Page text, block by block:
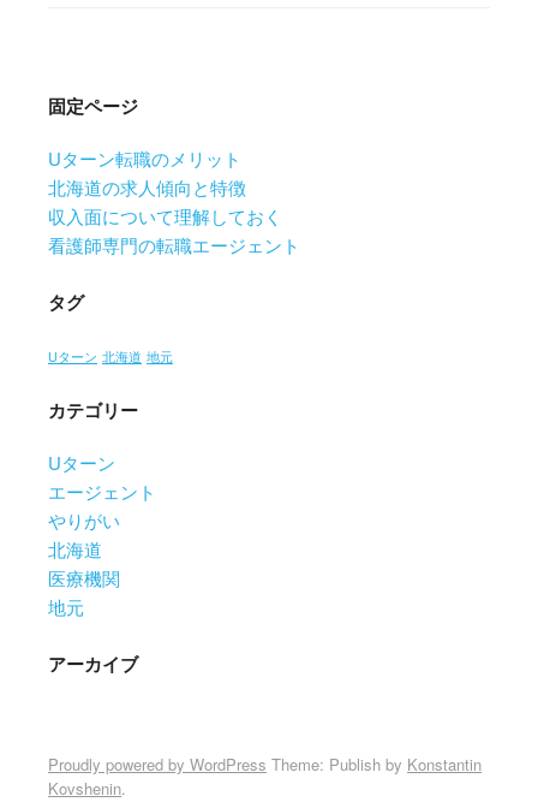
固定ページ
Uターン転職のメリット
北海道の求人傾向と特徴
収入面について理解しておく
看護師専門の転職エージェント
タグ
Uターン 北海道 地元
カテゴリー
Uターン
エージェント
やりがい
北海道
医療機関
地元
アーカイブ
Proudly powered by WordPress Theme: Publish by Konstantin
Kovshenin.